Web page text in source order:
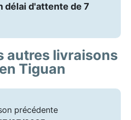
délai d'attente de 7
autres livraisons
Tiguan
précédente